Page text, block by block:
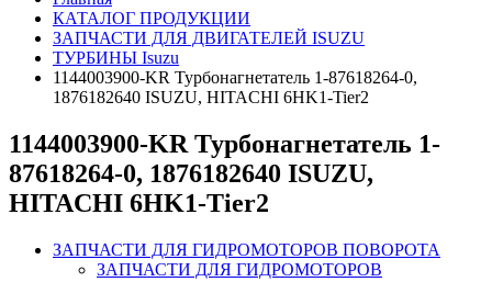
КАТАЛОГ ПРОДУКЦИИ
ЗАПЧАСТИ ДЛЯ ДВИГАТЕЛЕЙ ISUZU
ТУРБИНЫ Isuzu
1144003900-KR Турбонагнетатель 1-87618264-0,
1876182640 ISUZU, HITACHI 6HK1-Tier2
1144003900-KR Турбонагнетатель 1-
87618264-0, 1876182640 ISUZU,
HITACHI 6HK1-Tier2
ЗАПЧАСТИ ДЛЯ ГИДРОМОТОРОВ ПОВОРОТА
ЗАПЧАСТИ ДЛЯ ГИДРОМОТОРОВ